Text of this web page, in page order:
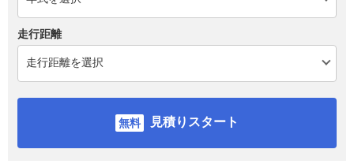
走行距離
見積りスタート